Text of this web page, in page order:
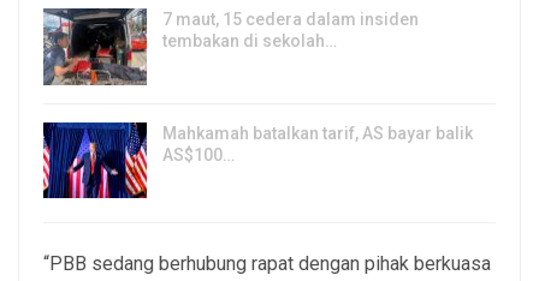
7 maut, 15 cedera dalam insiden
tembakan di sekolah…
Mahkamah batalkan tarif, AS bayar balik
AS$100…
“PBB sedang berhubung rapat dengan pihak berkuasa